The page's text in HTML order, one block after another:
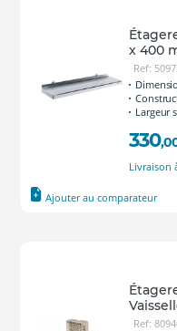
x 400
Ref:
Largeur
330
Livraison
Ajouter au comparateur
Ref: